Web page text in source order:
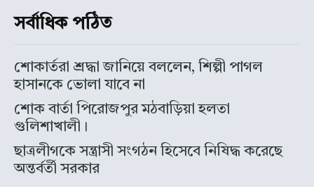
সর্বাধিক পঠিত
শোকার্তরা শ্রদ্ধা জানিয়ে বললেন, শিল্পী পাগল
হাসানকে ভোলা যাবে না
শোক বার্তা পিরোজপুর মঠবাড়িয়া হলতা
গুলিশাখালী।
ছাত্রলীগকে সন্ত্রাসী সংগঠন হিসেবে নিষিদ্ধ করেছে
অন্তর্বর্তী সরকার